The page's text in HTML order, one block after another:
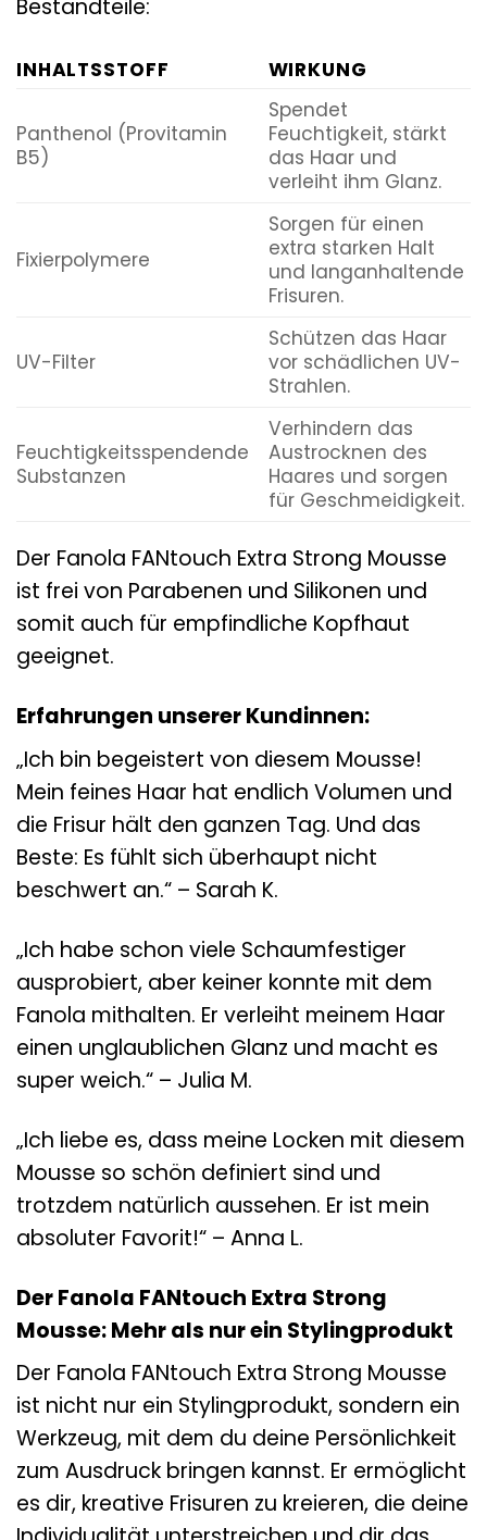
Bestandteile:
INHALTSSTOFF WIRKUNG
Panthenol (Provitamin
B5)
Spendet
Feuchtigkeit, stärkt
das Haar und
verleiht ihm Glanz.
Fixierpolymere
Sorgen für einen
extra starken Halt
und langanhaltende
Frisuren.
UV-Filter
Schützen das Haar
vor schädlichen UV-
Strahlen.
Feuchtigkeitsspendende
Substanzen
Verhindern das
Austrocknen des
Haares und sorgen
für Geschmeidigkeit.
Der Fanola FANtouch Extra Strong Mousse
ist frei von Parabenen und Silikonen und
somit auch für empfindliche Kopfhaut
geeignet.
Erfahrungen unserer Kundinnen:
„Ich bin begeistert von diesem Mousse!
Mein feines Haar hat endlich Volumen und
die Frisur hält den ganzen Tag. Und das
Beste: Es fühlt sich überhaupt nicht
beschwert an.“ – Sarah K.
„Ich habe schon viele Schaumfestiger
ausprobiert, aber keiner konnte mit dem
Fanola mithalten. Er verleiht meinem Haar
einen unglaublichen Glanz und macht es
super weich.“ – Julia M.
„Ich liebe es, dass meine Locken mit diesem
Mousse so schön definiert sind und
trotzdem natürlich aussehen. Er ist mein
absoluter Favorit!“ – Anna L.
Der Fanola FANtouch Extra Strong
Mousse: Mehr als nur ein Stylingprodukt
Der Fanola FANtouch Extra Strong Mousse
ist nicht nur ein Stylingprodukt, sondern ein
Werkzeug, mit dem du deine Persönlichkeit
zum Ausdruck bringen kannst. Er ermöglicht
es dir, kreative Frisuren zu kreieren, die deine